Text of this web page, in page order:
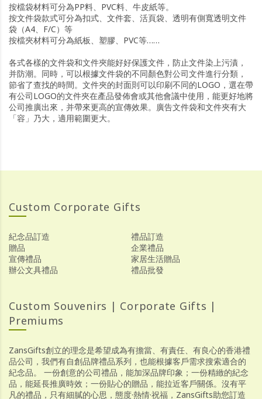
按檔袋材料可分為PP料、PVC料、牛皮紙等。
按文件袋款式可分為扣式、文件套、活頁袋、透明有側寬透明文件
袋（A4、F/C）等
按檔夾材料可分為紙板、塑膠、PVC等……
各式各樣的文件袋和文件夾能好好保護文件，防止文件染上污漬，
并防潮。同時，可以根據文件袋的不同顏色對公司文件進行分類，
節省了查找的時間。文件夾的封面則可以印刷不同的LOGO，選在帶
有公司LOGO的文件夾在產品發佈會或其他會議中使用，能更好地將
公司推廣出來，并帶來更高的宣傳效果。廣告文件袋和文件夾有大
「容」乃大，適用範圍更大。
Custom Corporate Gifts
紀念品訂造
禮品訂造
贈品
企業禮品
宣傳禮品
家居生活贈品
辦公文具禮品
禮品批發
Custom Souvenirs | Corporate Gifts |
Premiums
ZansGifts創立的理念是希望成為有擔當、有責任、有良心的香港禮
品公司，我們有自創品牌禮品系列，也能根據客戶需求搜索適合的
紀念品。 一份創意的公司禮品，能加深品牌印象；一份精緻的紀念
品，能延長推廣時效；一份貼心的贈品，能拉近客戶關係。沒有平
凡的禮品，只有細膩的心思，態度·熱情·祝福，ZansGifts助您訂造